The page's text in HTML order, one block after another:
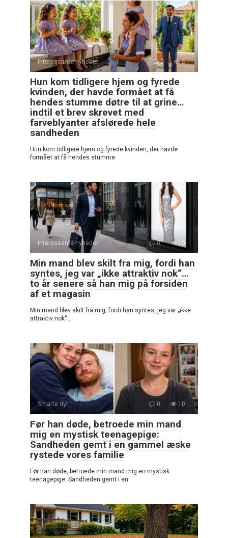
Interessante nyheder 0 6
Hun kom tidligere hjem og fyrede
kvinden, der havde formået at få
hendes stumme døtre til at grine…
indtil et brev skrevet med
farveblyanter afslørede hele
sandheden
Hun kom tidligere hjem og fyrede kvinden, der havde
formået at få hendes stumme
Interessante nyheder 0 10
Min mand blev skilt fra mig, fordi han
syntes, jeg var „ikke attraktiv nok“…
to år senere så han mig på forsiden
af et magasin
Min mand blev skilt fra mig, fordi han syntes, jeg var „ikke
attraktiv nok“…
Smarte dyr 0 10
Før han døde, betroede min mand
mig en mystisk teenagepige:
Sandheden gemt i en gammel æske
rystede vores familie
Før han døde, betroede min mand mig en mystisk
teenagepige: Sandheden gemt i en